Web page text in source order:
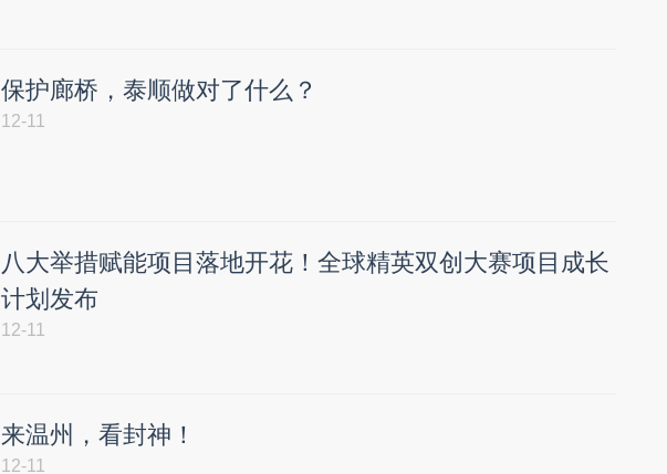
保护廊桥，泰顺做对了什么？
12-11
八大举措赋能项目落地开花！全球精英双创大赛项目成长
计划发布
12-11
来温州，看封神！
12-11